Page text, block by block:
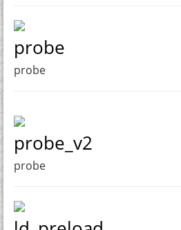
probe
probe
probe_v2
probe